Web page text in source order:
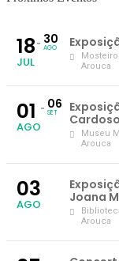
18
JUL
30
AGO
Arouca
01
AGO
06
SET
Cardoso
Museu
Arouca
03
AGO
Joana
Arouca